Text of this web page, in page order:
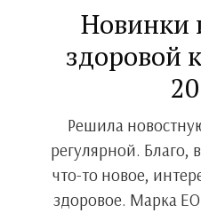
Новинки
здоровой
Решила
регулярной. Благо,
что-то новое,
здоровое. Марка